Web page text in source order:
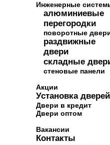
Инженерные
алюминиевые
перегородки
поворотные
раздвижные
двери
складные
стеновые панели
Акции
Установка дверей
Двери в кредит
Двери оптом
Вакансии
Контакты